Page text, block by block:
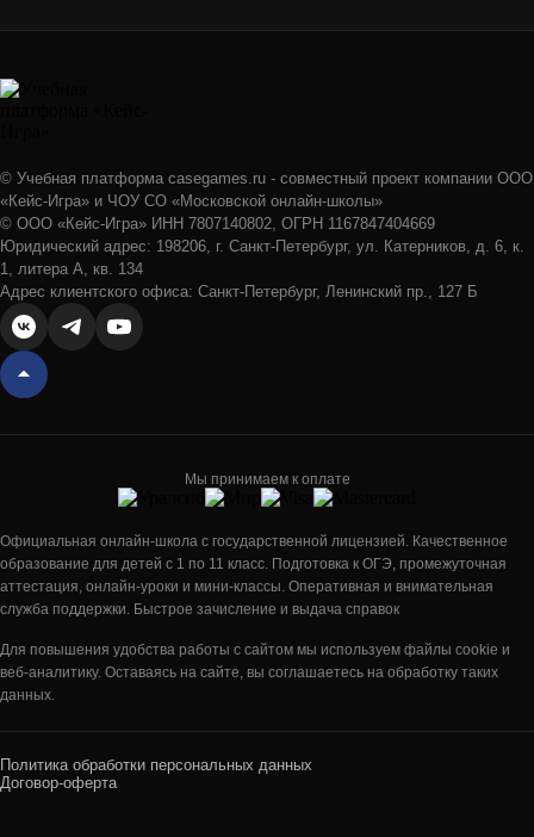
© Учебная платформа casegames.ru - совместный проект компании ООО
«Кейс-Игра» и ЧОУ СО «Московской онлайн-школы»
© ООО «Кейс-Игра» ИНН 7807140802, ОГРН 1167847404669
Юридический адрес: 198206, г. Санкт-Петербург, ул. Катерников, д. 6, к.
1, литера А, кв. 134
Адрес клиентского офиса: Санкт-Петербург, Ленинский пр., 127 Б
Мы принимаем к оплате
Официальная онлайн-школа с государственной лицензией. Качественное
образование для детей с 1 по 11 класс. Подготовка к ОГЭ, промежуточная
аттестация, онлайн-уроки и мини-классы. Оперативная и внимательная
служба поддержки. Быстрое зачисление и выдача справок
Для повышения удобства работы с сайтом мы используем файлы cookie и
веб-аналитику. Оставаясь на сайте, вы соглашаетесь на обработку таких
данных.
Политика обработки персональных данных
Договор-оферта